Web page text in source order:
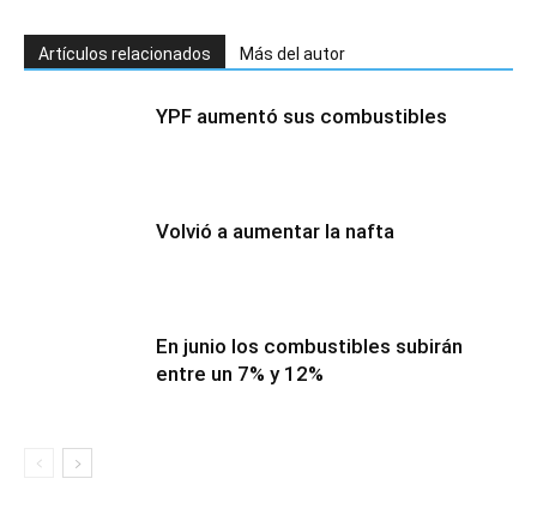
Artículos relacionados Más del autor
YPF aumentó sus combustibles
Volvió a aumentar la nafta
En junio los combustibles subirán
entre un 7% y 12%